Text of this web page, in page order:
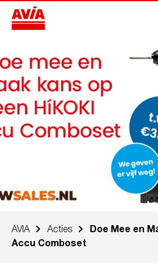
AVIA Acties
Doe Mee en
Accu Comboset